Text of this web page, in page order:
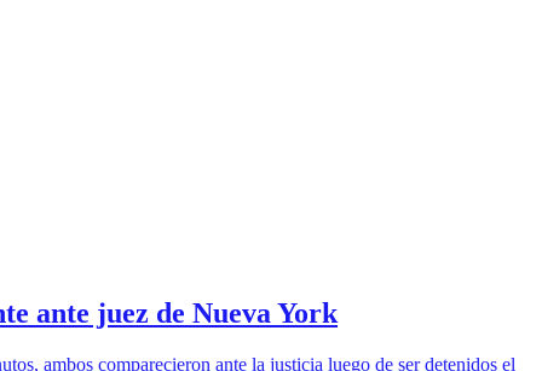
ante juez de Nueva York
ambos comparecieron ante la justicia luego de ser detenidos el